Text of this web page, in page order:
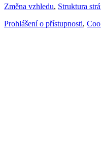
Změna vzhledu, Struktura
Prohlášení o přístupnosti,